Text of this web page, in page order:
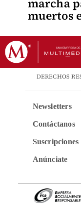
marcha
muertos
DERECHOS
Newsletters
Contáctanos
Suscripciones
Anúnciate